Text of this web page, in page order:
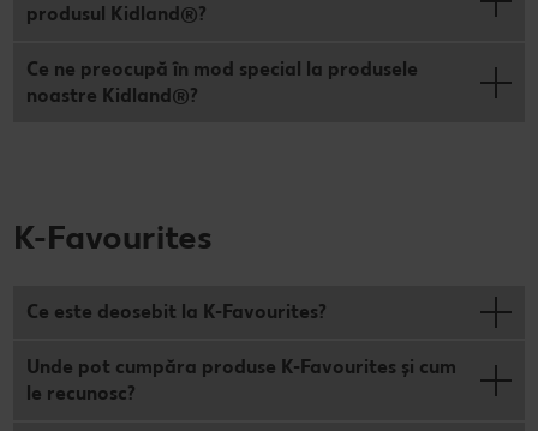
produsul Kidland®?
Ce ne preocupă în mod special la produsele
noastre Kidland®?
K-Favourites
Ce este deosebit la K-Favourites?
Unde pot cumpăra produse K-Favourites și cum
le recunosc?